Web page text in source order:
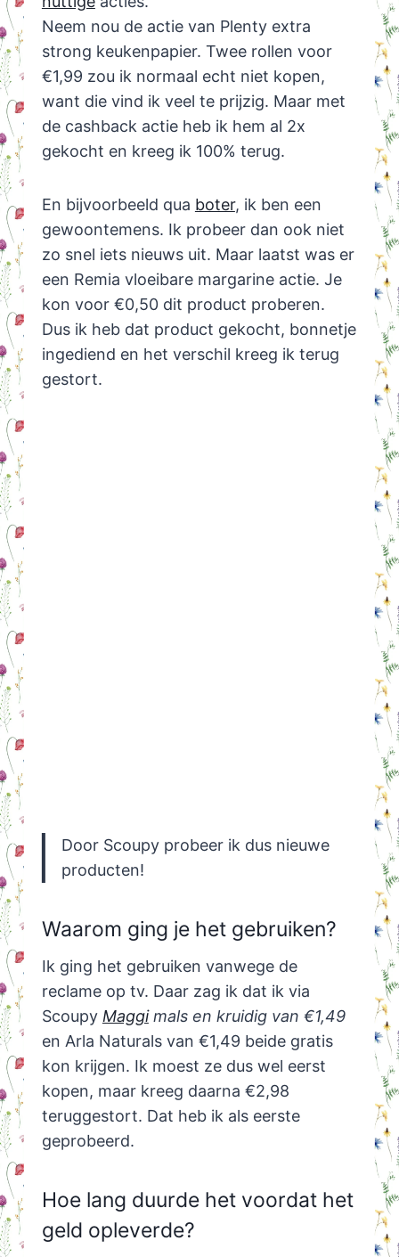
Neem nou de actie van Plenty extra
strong keukenpapier. Twee rollen voor
€1,99 zou ik normaal echt niet kopen,
want die vind ik veel te prijzig. Maar met
de cashback actie heb ik hem al 2x
gekocht en kreeg ik 100% terug.
En bijvoorbeeld qua boter, ik ben een
gewoontemens. Ik probeer dan ook niet
zo snel iets nieuws uit. Maar laatst was er
een Remia vloeibare margarine actie. Je
kon voor €0,50 dit product proberen.
Dus ik heb dat product gekocht, bonnetje
ingediend en het verschil kreeg ik terug
gestort.
Door Scoupy probeer ik dus nieuwe
producten!
Waarom ging je het gebruiken?
Ik ging het gebruiken vanwege de
reclame op tv. Daar zag ik dat ik via
Scoupy Maggimals en kruidig van €1,49
en Arla Naturals van €1,49 beide gratis
kon krijgen. Ik moest ze dus wel eerst
kopen, maar kreeg daarna €2,98
teruggestort. Dat heb ik als eerste
geprobeerd.
Hoe lang duurde het voordat het
geld opleverde?